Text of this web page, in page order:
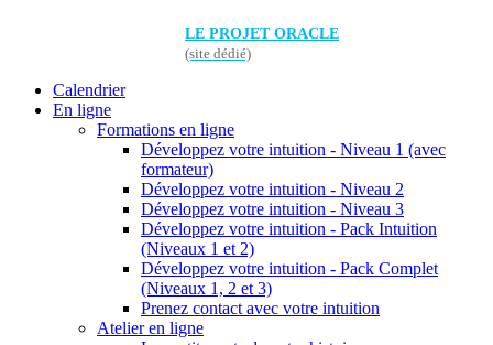
LE PROJET ORACLE
(site dédié)
Calendrier
En ligne
Formations en ligne
Développez votre intuition - Niveau 1 (avec
formateur)
Développez votre intuition - Niveau 2
Développez votre intuition - Niveau 3
Développez votre intuition - Pack Intuition
(Niveaux 1 et 2)
Développez votre intuition - Pack Complet
(Niveaux 1, 2 et 3)
Prenez contact avec votre intuition
Atelier en ligne